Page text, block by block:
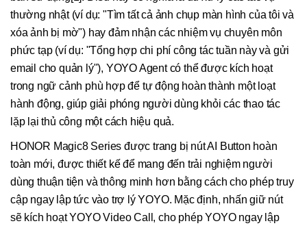
thường nhật (ví dụ: "Tìm tất cả ảnh chụp màn hình của tôi và
xóa ảnh bị mờ") hay đảm nhận các nhiệm vụ chuyên môn
phức tạp (ví dụ: "Tổng hợp chi phí công tác tuần này và gửi
email cho quản lý"), YOYO Agent có thể được kích hoạt
trong ngữ cảnh phù hợp để tự động hoàn thành một loạt
hành động, giúp giải phóng người dùng khỏi các thao tác
lặp lại thủ công một cách hiệu quả.
HONOR Magic8 Series được trang bị nút AI Button hoàn
toàn mới, được thiết kế để mang đến trải nghiệm người
dùng thuận tiện và thông minh hơn bằng cách cho phép truy
cập ngay lập tức vào trợ lý YOYO. Mặc định, nhấn giữ nút
sẽ kích hoạt YOYO Video Call, cho phép YOYO ngay lập